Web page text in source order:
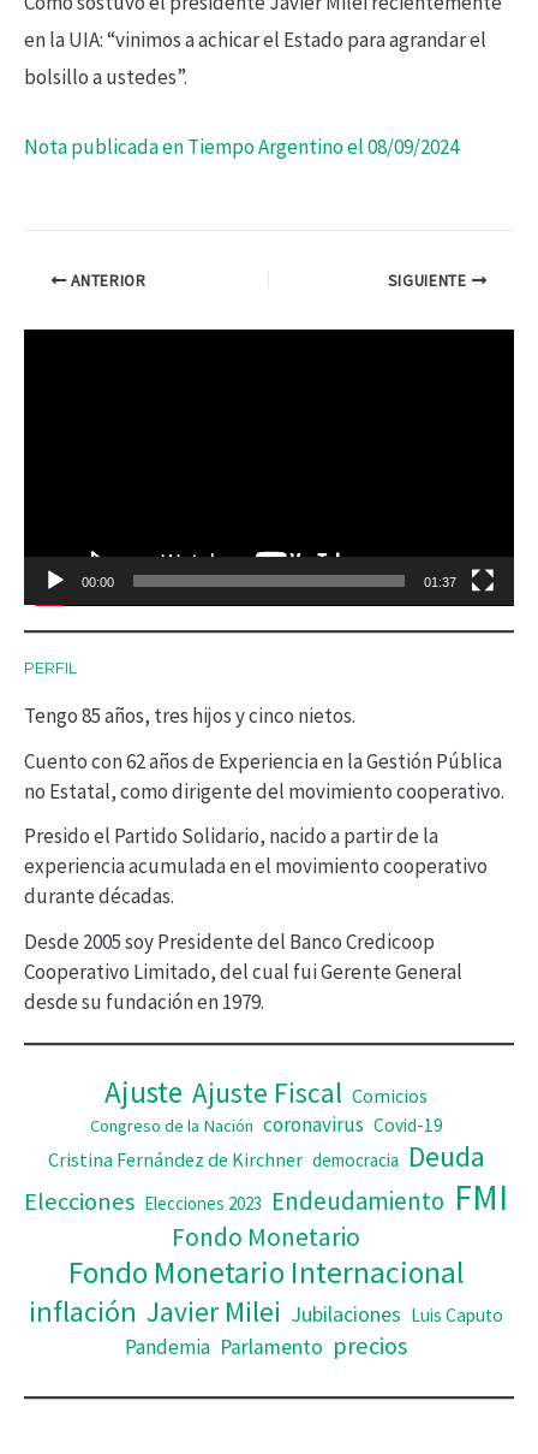
en la UIA: “vinimos a achicar el Estado para agrandar el
bolsillo a ustedes”.
Nota publicada en Tiempo Argentino el 08/09/2024
ANTERIOR SIGUIENTE
d
c
t
o
r
d
e
v
d
e
o
00:00 01:37
PERFIL
Tengo 85 años, tres hijos y cinco nietos.
Cuento con 62 años de Experiencia en la Gestión Pública
no Estatal, como dirigente del movimiento cooperativo.
Presido el Partido Solidario, nacido a partir de la
experiencia acumulada en el movimiento cooperativo
durante décadas.
Desde 2005 soy Presidente del Banco Credicoop
Cooperativo Limitado, del cual fui Gerente General
desde su fundación en 1979.
Ajuste Ajuste Fiscal Comicios
Congreso de la Nación coronavirus Covid-19
Cristina Fernández de Kirchner democracia Deuda
Elecciones Elecciones 2023 Endeudamiento FMI
Fondo Monetario
Fondo Monetario Internacional
inflación Javier Milei Jubilaciones Luis Caputo
Pandemia Parlamento precios